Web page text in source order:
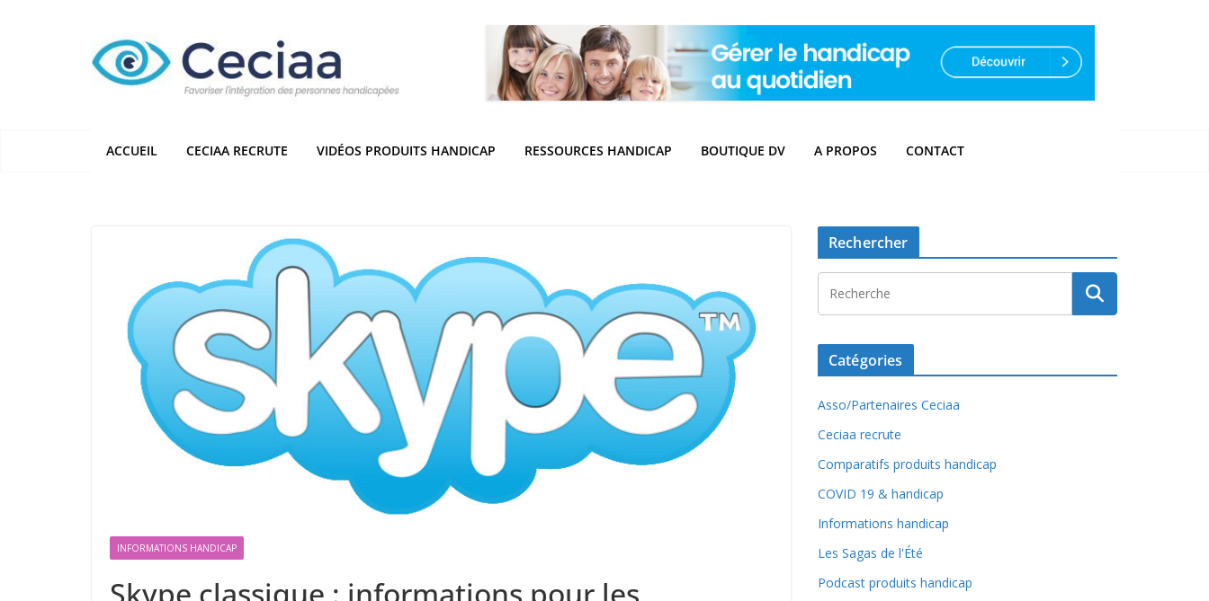
ACCUEIL CECIAA RECRUTE VIDÉOS PRODUITS HANDICAP RESSOURCES HANDICAP BOUTIQUE DV A PROPOS CONTACT
INFORMATIONS HANDICAP
Rechercher
Catégories
Asso/Partenaires Ceciaa
Ceciaa recrute
Comparatifs produits handicap
COVID 19 & handicap
Informations handicap
Les Sagas de l'Été
Podcast produits handicap